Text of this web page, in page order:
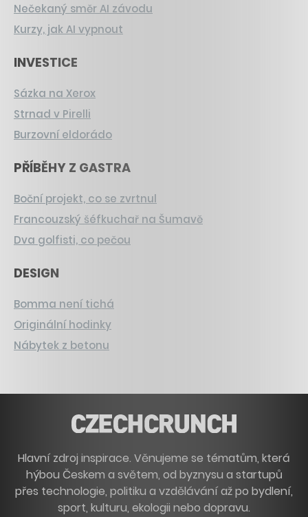
Nečekaný směr AI závodu
Kurzy, jak AI vypnout
INVESTICE
Sázka na Xerox
Strnad v Pirelli
Burzovní eldorádo
PŘÍBĚHY Z GASTRA
Boční projekt, co se zvrtnul
Francouzský šéfkuchař na Šumavě
Dva golfisti, co pečou
DESIGN
Bomma není tichá
Originální hodinky
Nábytek z betonu
Hlavní zdroj inspirace. Věnujeme se tématům, která
hýbou Českem a světem, od byznysu a startupů
přes technologie, politiku a vzdělávání až po bydlení,
sport, kulturu, ekologii nebo dopravu.